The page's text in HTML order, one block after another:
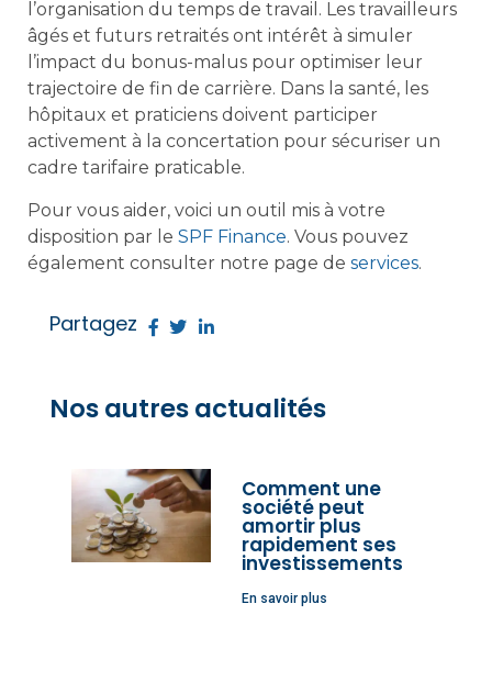
l’organisation du temps de travail. Les travailleurs
âgés et futurs retraités ont intérêt à simuler
l’impact du bonus-malus pour optimiser leur
trajectoire de fin de carrière. Dans la santé, les
hôpitaux et praticiens doivent participer
activement à la concertation pour sécuriser un
cadre tarifaire praticable.
Pour vous aider, voici un outil mis à votre
disposition par le SPF Finance. Vous pouvez
également consulter notre page de services.
Partagez
Nos autres actualités
Comment une
société peut
amortir plus
rapidement ses
investissements
En savoir plus